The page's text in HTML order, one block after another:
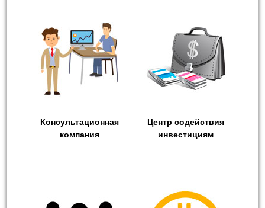
Консультационная
компания
Центр содействия
инвестициям